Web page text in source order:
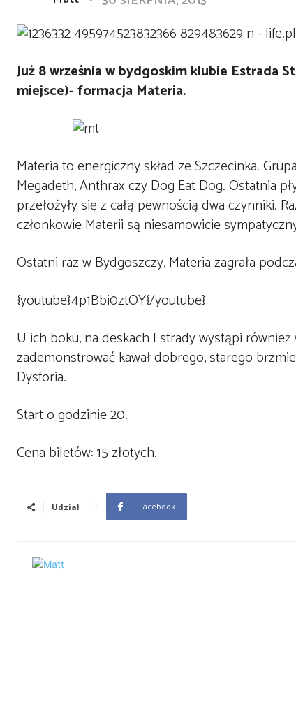
Już 8 września w bydgoskim klubie Estrada
miejsce)- formacja Materia.
Materia to energiczny skład ze Szczecinka.
Megadeth, Anthrax czy Dog Eat Dog. Ostatnia
przełożyły się z całą pewnością dwa czynniki.
członkowie Materii są niesamowicie
Ostatni raz w Bydgoszczy, Materia zagrała
{youtube}4p1Bbi0ztOY{/youtube}
U ich boku, na deskach Estrady wystąpi
zademonstrować kawał dobrego, starego
Dysforia.
Start o godzinie 20.
Cena biletów: 15 złotych.
Udział Facebook